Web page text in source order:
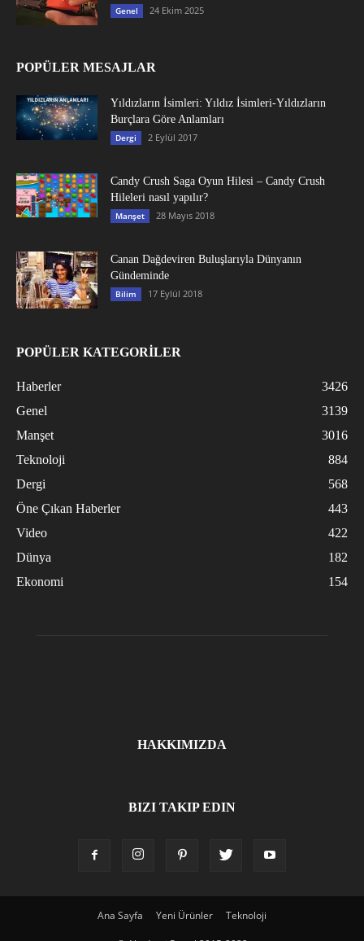
Genel 24 Ekim 2025
POPÜLER MESAJLAR
Yıldızların İsimleri: Yıldız İsimleri-Yıldızların
Burçlara Göre Anlamları
Dergi 2 Eylül 2017
Candy Crush Saga Oyun Hilesi – Candy Crush
Hileleri nasıl yapılır?
Manşet 28 Mayıs 2018
Canan Dağdeviren Buluşlarıyla Dünyanın
Gündeminde
Bilim 17 Eylül 2018
POPÜLER KATEGORİLER
Haberler
3426
Genel
3139
Manşet
3016
Teknoloji
884
Dergi
568
Öne Çıkan Haberler
443
Video
422
Dünya
182
Ekonomi
154
HAKKIMIZDA
BIZI TAKIP EDIN
Ana Sayfa Yeni Ürünler Teknoloji